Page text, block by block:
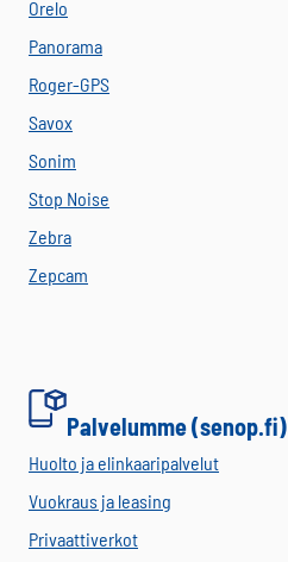
Orelo
Panorama
Roger-GPS
Savox
Sonim
Stop Noise
Zebra
Zepcam
Palvelumme (senop.fi)
Huolto ja elinkaaripalvelut
Vuokraus ja leasing
Privaattiverkot